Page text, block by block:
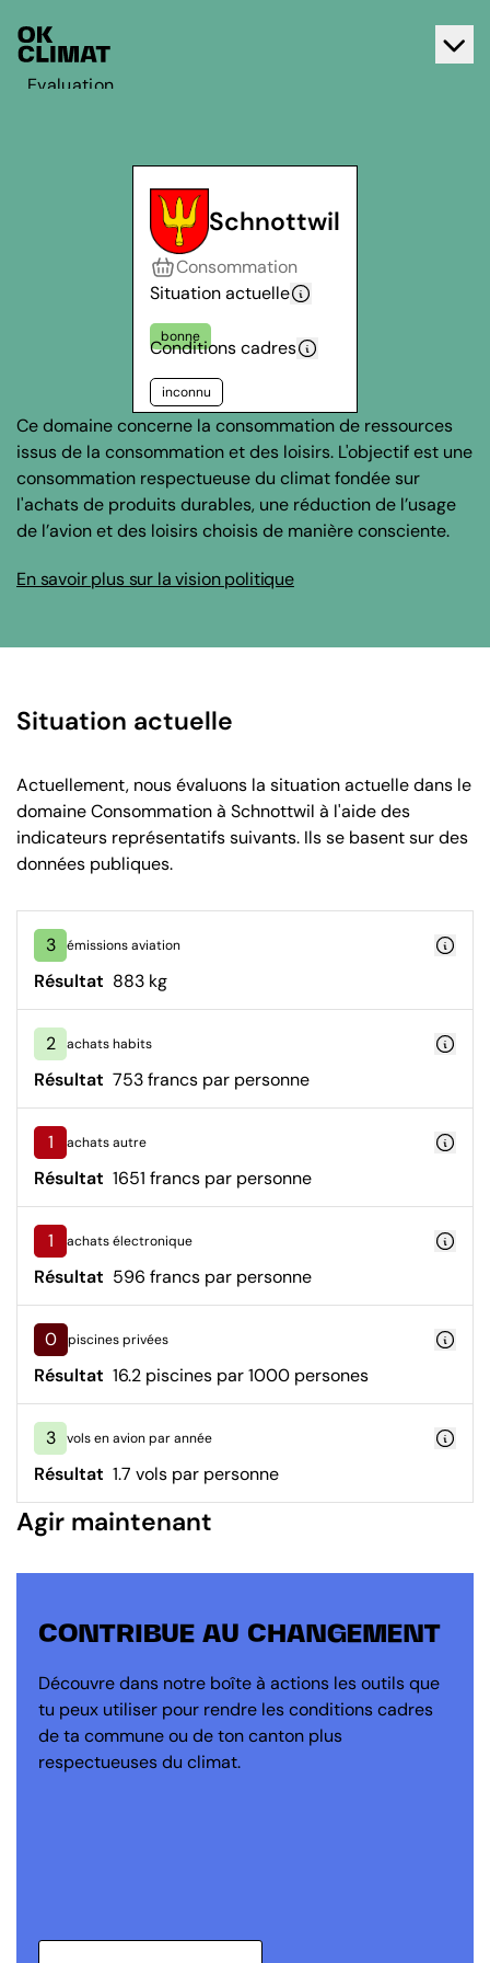
Evaluation
Schnottwil
Consommation
Situation actuelle
bonne
Conditions cadres
inconnu
Ce domaine concerne la consommation de ressources
issus de la consommation et des loisirs. L'objectif est une
consommation respectueuse du climat fondée sur
l'achats de produits durables, une réduction de l’usage
de l’avion et des loisirs choisis de manière consciente.
En savoir plus sur la vision politique
Situation actuelle
Actuellement, nous évaluons la situation actuelle dans le
domaine Consommation à Schnottwil à l'aide des
indicateurs représentatifs suivants. Ils se basent sur des
données publiques.
3 émissions aviation
Résultat 883 kg
2 achats habits
Résultat 753 francs par personne
1 achats autre
Résultat 1651 francs par personne
1 achats électronique
Résultat 596 francs par personne
0 piscines privées
Résultat 16.2 piscines par 1000 persones
3 vols en avion par année
Résultat 1.7 vols par personne
Agir maintenant
CONTRIBUE AU CHANGEMENT
Découvre dans notre boîte à actions les outils que
tu peux utiliser pour rendre les conditions cadres
de ta commune ou de ton canton plus
respectueuses du climat.